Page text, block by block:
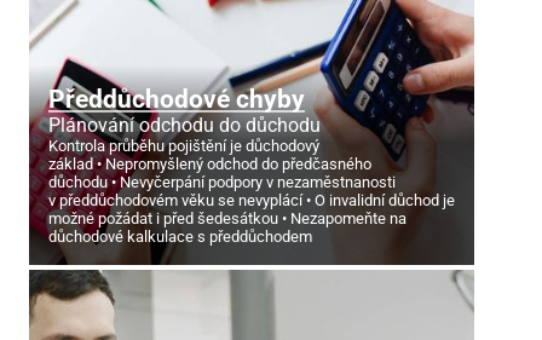
Předdůchodové chyby
Plánování odchodu do důchodu
Kontrola průběhu pojištění je důchodový
základ
Nepromyšlený odchod do předčasného
důchodu
Nevyčerpání podpory v nezaměstnanosti
v předdůchodovém věku se nevyplácí
O invalidní důchod je
možné požádat i před šedesátkou
Nezapomeňte na
důchodové kalkulace s předdůchodem